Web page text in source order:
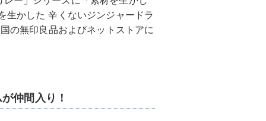
生かした 辛くないジンジャードラ
の無印良品およびネットストアに
仲間入り！